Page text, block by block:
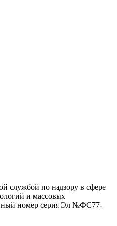
службой по надзору в сфере
и массовых
номер серия Эл №ФС77-